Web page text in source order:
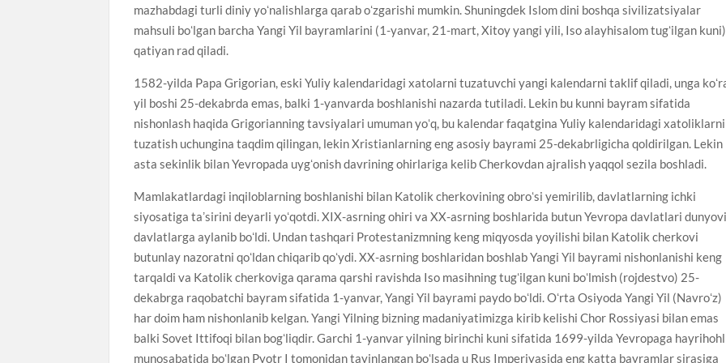
mazhabdagi turli diniy yoʻnalishlarga qarab oʻzgarishi mumkin. Shuningdek Islom dini boshqa sivilizatsiyalar
mahsuli boʻlgan barcha Yangi Yil bayramlarini (1-yanvar, 21-mart, Xitoy yangi yili, Iso alayhisalom tugʻilgan kuni)
qatiyan rad qiladi.
1582-yilda Papa Grigorian, eski Yuliy kalendaridagi xatolarni tuzatuvchi yangi kalendarni taklif qiladi, unga
yil boshi 25-dekabrda emas, balki 1-yanvarda boshlanishi nazarda tutiladi. Lekin bu kunni bayram sifatida
nishonlash haqida Grigorianning tavsiyalari umuman yoʻq, bu kalendar faqatgina Yuliy kalendaridagi xatoliklarni
tuzatish uchungina taqdim qilingan, lekin Xristianlarning eng asosiy bayrami 25-dekabrligicha qoldirilgan. Lekin
asta sekinlik bilan Yevropada uygʻonish davrining ohirlariga kelib Cherkovdan ajralish yaqqol sezila boshladi.
Mamlakatlardagi inqiloblarning boshlanishi bilan Katolik cherkovining obroʻsi yemirilib, davlatlarning ichki
siyosatiga taʼsirini deyarli yoʻqotdi. XIX-asrning ohiri va XX-asrning boshlarida butun Yevropa davlatlari
davlatlarga aylanib boʻldi. Undan tashqari Protestanizmning keng miqyosda yoyilishi bilan Katolik cherkovi
butunlay nazoratni qoʻldan chiqarib qoʻydi. XX-asrning boshlaridan boshlab Yangi Yil bayrami nishonlanishi keng
tarqaldi va Katolik cherkoviga qarama qarshi ravishda Iso masihning tugʻilgan kuni boʻlmish (rojdestvo) 25-
dekabrga raqobatchi bayram sifatida 1-yanvar, Yangi Yil bayrami paydo boʻldi. Oʻrta Osiyoda Yangi Yil (Navroʻz)
har doim ham nishonlanib kelgan. Yangi Yilning bizning madaniyatimizga kirib kelishi Chor Rossiyasi bilan emas
balki Sovet Ittifoqi bilan bogʻliqdir. Garchi 1-yanvar yilning birinchi kuni sifatida 1699-yilda Yevropaga
munosabatida boʻlgan Pyotr I tomonidan tayinlangan boʻlsada u Rus Imperiyasida eng katta bayramlar sirasiga